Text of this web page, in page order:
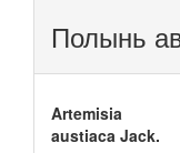
Полынь
Artemisia
austiaca Jack.